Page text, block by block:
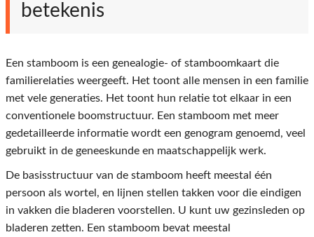
betekenis
Een stamboom is een genealogie- of stamboomkaart die
familierelaties weergeeft. Het toont alle mensen in een familie
met vele generaties. Het toont hun relatie tot elkaar in een
conventionele boomstructuur. Een stamboom met meer
gedetailleerde informatie wordt een genogram genoemd, veel
gebruikt in de geneeskunde en maatschappelijk werk.
De basisstructuur van de stamboom heeft meestal één
persoon als wortel, en lijnen stellen takken voor die eindigen
in vakken die bladeren voorstellen. U kunt uw gezinsleden op
bladeren zetten. Een stamboom bevat meestal